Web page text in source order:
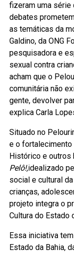
fizeram uma série
debates
as temáticas da
Galdino, da ONG
pesquisadora e
sexual contra
acham que o
comunitária não
gente, devolver
explica Carla
Situado no
e o
Histórico e outros
Pelô!,idealizado
social e cultural
crianças,
projeto integra o
Cultura do Estado
Essa iniciativa
Estado da Bahia,